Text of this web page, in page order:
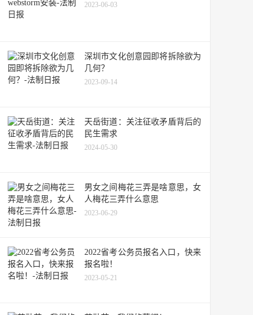
2023-06-03
深圳市文化创意园即将拆除欲为
几何？
2023-09-14
天岳街道：关注征收矛盾背后的
民生需求
2024-05-30
男女之间梅花三弄是啥意思，女
人梅花三弄什么意思
2023-06-29
2022省考公务员报名入口，快来
报名啦！
2023-05-21